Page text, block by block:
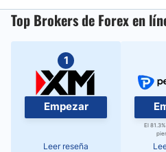
Top Brokers de Forex en
1
Empezar
Leer reseña
El